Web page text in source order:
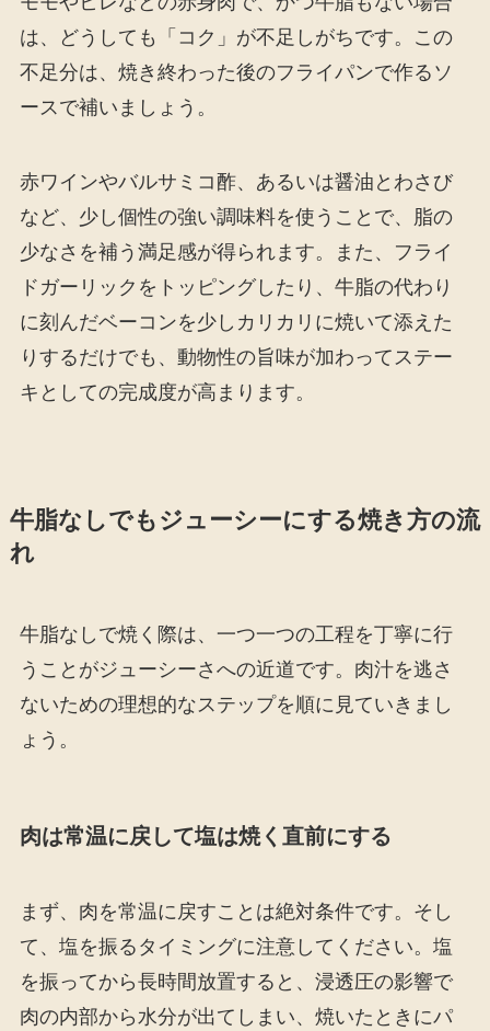
は、どうしても「コク」が不足しがちです。この
不足分は、焼き終わった後のフライパンで作るソ
ースで補いましょう。
赤ワインやバルサミコ酢、あるいは醤油とわさび
など、少し個性の強い調味料を使うことで、脂の
少なさを補う満足感が得られます。また、フライ
ドガーリックをトッピングしたり、牛脂の代わり
に刻んだベーコンを少しカリカリに焼いて添えた
りするだけでも、動物性の旨味が加わってステー
キとしての完成度が高まります。
牛脂なしでもジューシーにする焼き方の流
れ
牛脂なしで焼く際は、一つ一つの工程を丁寧に行
うことがジューシーさへの近道です。肉汁を逃さ
ないための理想的なステップを順に見ていきまし
ょう。
肉は常温に戻して塩は焼く直前にする
まず、肉を常温に戻すことは絶対条件です。そし
て、塩を振るタイミングに注意してください。塩
を振ってから長時間放置すると、浸透圧の影響で
肉の内部から水分が出てしまい、焼いたときにパ